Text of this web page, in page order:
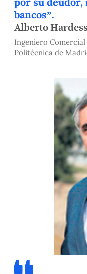
bancos”.
Alberto
Ingeniero
Politécnica de